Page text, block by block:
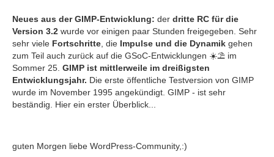
Neues aus der GIMP-Entwicklung: der dritte RC für die
Version 3.2 wurde vor einigen paar Stunden freigegeben. Sehr
sehr viele Fortschritte , die Impulse und die Dynamik gehen
zum Teil auch zurück auf die GSoC-Entwicklungen ☀️⛱️ im
Sommer 25. GIMP ist mittlerweile im dreißigsten
Entwicklungsjahr. Die erste öffentliche Testversion von GIMP
wurde im November 1995 angekündigt. GIMP - ist sehr
beständig. Hier ein erster Überblick...
guten Morgen liebe WordPress-Community,:)